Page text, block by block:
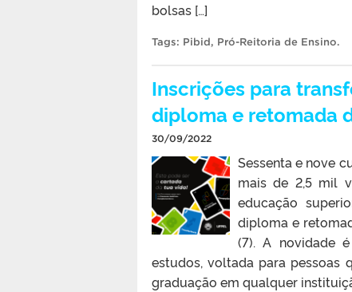
bolsas […]
Tags: Pibid, Pró-Reitoria de Ensino.
Inscrições para
diploma e retomada
30/09/2022
Sessenta e nove
mais de 2,5 mil
educação
diploma e
(7). A novidade
estudos, voltada para pessoas
graduação em qualquer